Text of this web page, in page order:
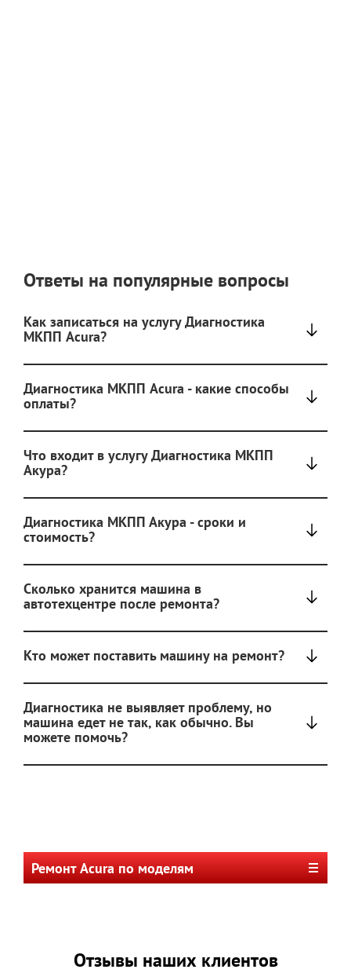
Ответы на популярные вопросы
Как записаться на услугу Диагностика
МКПП Acura?
Диагностика МКПП Acura - какие способы
оплаты?
Что входит в услугу Диагностика МКПП
Акура?
Диагностика МКПП Акура - сроки и
стоимость?
Сколько хранится машина в
автотехцентре после ремонта?
Кто может поставить машину на ремонт?
Диагностика не выявляет проблему, но
машина едет не так, как обычно. Вы
можете помочь?
Ремонт Acura по моделям
Отзывы наших клиентов